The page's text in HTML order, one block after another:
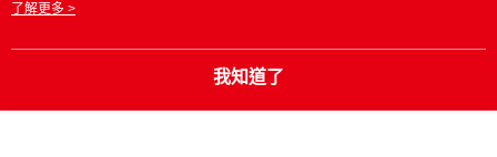
用條款之 Cookie 聲明使用 cookie。
了解更多 >
我知道了